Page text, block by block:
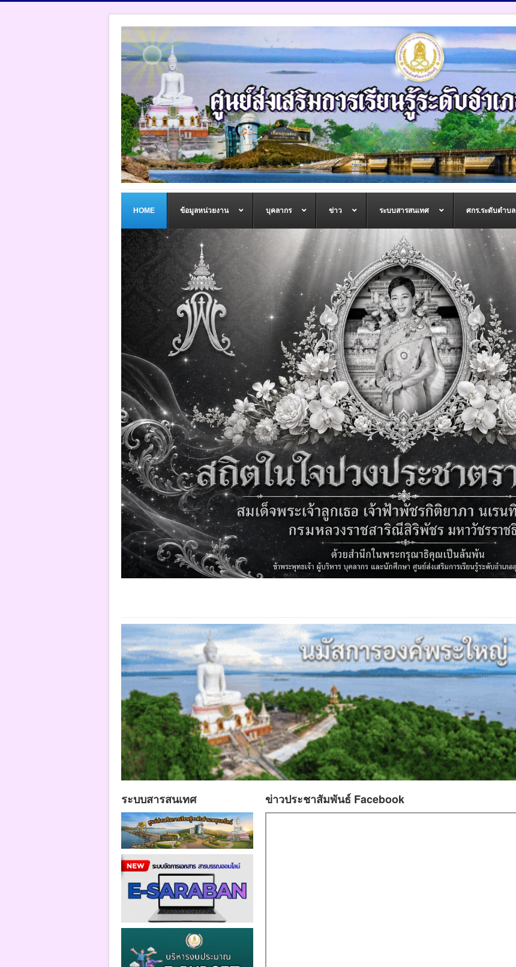
HOME ข้อมูลหน่วยงาน บุคลากร ข่าว ระบบสารสนเทศ ศกร.ระดับตำบล
ระบบสารสนเทศ ข่าวประชาสัมพันธ์ Facebook